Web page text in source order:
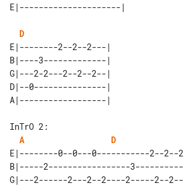
D
E|--------2--2--2---|
B|----3-------------|
G|---2-2---2--2--2--|
D|--0---------------|
A
D
E|--------0--0---0-----------2--2--2
B|-----2-----------------3----------
G|---2------2---2--2----2-----2--2--